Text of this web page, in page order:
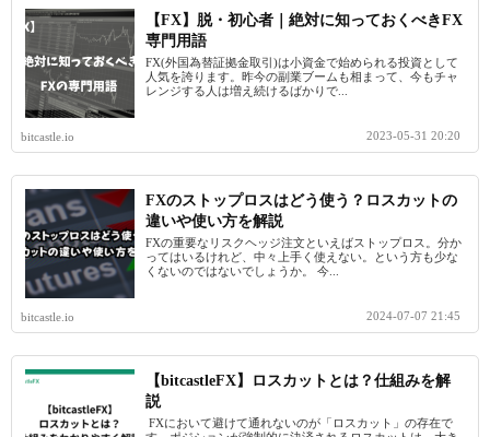
【FX】脱・初心者｜絶対に知っておくべきFX
専門用語
FX(外国為替証拠金取引)は小資金で始められる投資として
人気を誇ります。昨今の副業ブームも相まって、今もチャ
レンジする人は増え続けるばかりで...
bitcastle.io 2023-05-31 20:20
FXのストップロスはどう使う？ロスカットの
違いや使い方を解説
FXの重要なリスクヘッジ注文といえばストップロス。分か
ってはいるけれど、中々上手く使えない。という方も少な
くないのではないでしょうか。 今...
bitcastle.io 2024-07-07 21:45
【bitcastleFX】ロスカットとは？仕組みを解
説
FXにおいて避けて通れないのが「ロスカット」の存在で